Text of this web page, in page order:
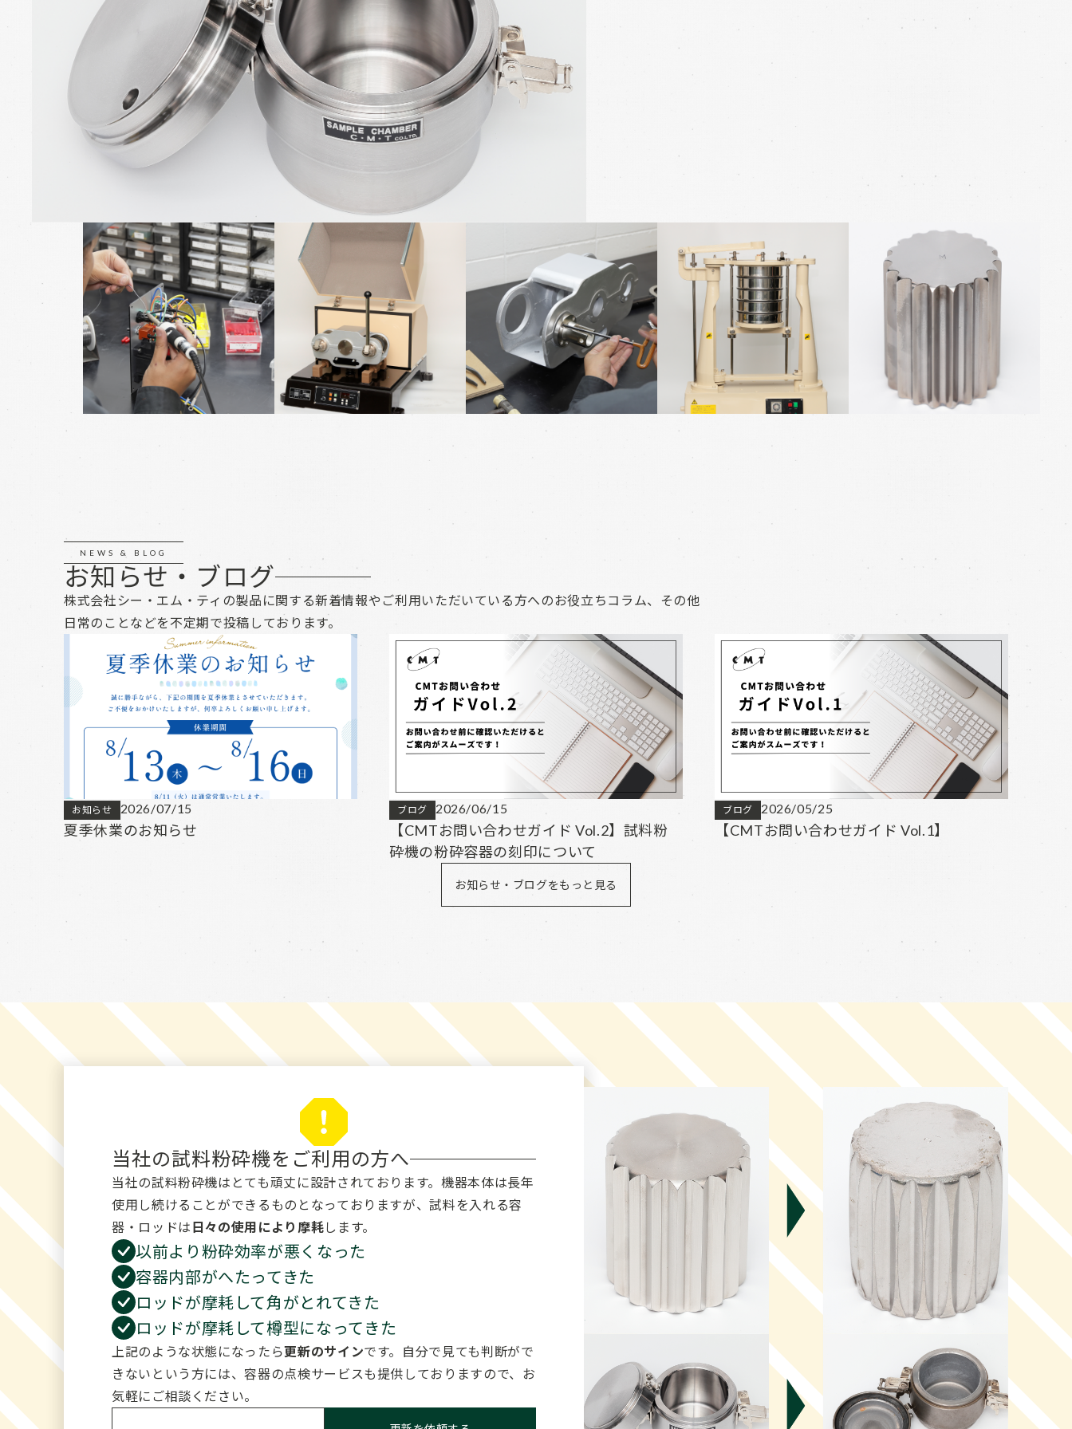
NEWS & BLOG
お知らせ・ブログ
株式会社シー・エム・ティの製品に関する新着情報やご利用いただいている方へのお役立ちコラム、その他
日常のことなどを不定期で投稿しております。
お知らせ 2026/07/15
夏季休業のお知らせ
ブログ 2026/06/15
【CMTお問い合わせガイド Vol.2】試料粉
砕機の粉砕容器の刻印について
ブログ 2026/05/25
【CMTお問い合わせガイド Vol.1】
お知らせ・ブログをもっと見る
当社の試料粉砕機をご利用の方へ
当社の試料粉砕機はとても頑丈に設計されております。機器本体は長年
使用し続けることができるものとなっておりますが、試料を入れる容
器・ロッドは 日々の使用により摩耗します。
以前より粉砕効率が悪くなった
容器内部がへたってきた
ロッドが摩耗して角がとれてきた
ロッドが摩耗して樽型になってきた
上記のような状態になったら更新のサインです。自分で見ても判断がで
きないという方には、容器の点検サービスも提供しておりますので、お
気軽にご相談ください。